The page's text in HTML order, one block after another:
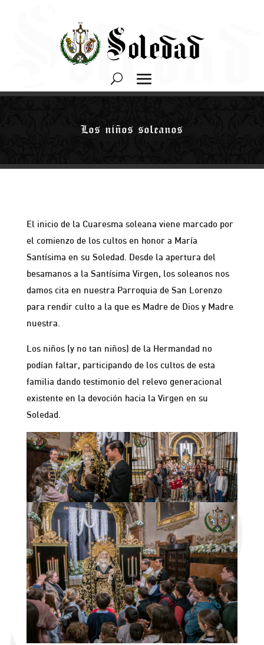
Los niños soleanos
El inicio de la Cuaresma soleana viene marcado por
el comienzo de los cultos en honor a María
Santísima en su Soledad. Desde la apertura del
besamanos a la Santísima Virgen, los soleanos nos
damos cita en nuestra Parroquia de San Lorenzo
para rendir culto a la que es Madre de Dios y Madre
nuestra.
Los niños (y no tan niños) de la Hermandad no
podían faltar, participando de los cultos de esta
familia dando testimonio del relevo generacional
existente en la devoción hacia la Virgen en su
Soledad.